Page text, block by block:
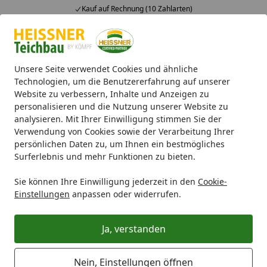
Unsere Seite verwendet Cookies und ähnliche
Technologien, um die Benutzererfahrung auf unserer
Website zu verbessern, Inhalte und Anzeigen zu
personalisieren und die Nutzung unserer Website zu
analysieren. Mit Ihrer Einwilligung stimmen Sie der
Verwendung von Cookies sowie der Verarbeitung Ihrer
persönlichen Daten zu, um Ihnen ein bestmögliches
Surferlebnis und mehr Funktionen zu bieten.
Sie können Ihre Einwilligung jederzeit in den Cookie-
Einstellungen anpassen oder widerrufen.
Ja, verstanden
Nein, Einstellungen öffnen
Kauf auf Rechnung (10 Zahlarten)
Alle Produkte
Mein Konto
Suchen
Startseite
Heissner Aqua Air Outdoor Teichbelüfter 240 l/h (TZ605-00)
Heissner Aqua Air Outdoor
Teichbelüfter 240 l/h (TZ605-00)
(2 Bewertungen)